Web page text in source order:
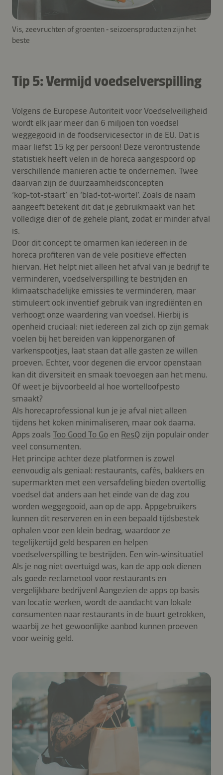
Vis, zeevruchten of groenten ‑ seizoensproducten zijn het
beste
Tip 5: Vermijd voedselverspilling
Volgens de Europese Autoriteit voor Voedselveiligheid
wordt elk jaar meer dan 6 miljoen ton voedsel
weggegooid in de foodservicesector in de EU. Dat is
maar liefst 15 kg per persoon! Deze verontrustende
statistiek heeft velen in de horeca aangespoord op
verschillende manieren actie te ondernemen. Twee
daarvan zijn de duurzaamheidsconcepten
‘kop‑tot‑staart’ en ‘blad‑tot‑wortel’. Zoals de naam
aangeeft betekent dit dat je gebruikmaakt van het
volledige dier of de gehele plant, zodat er minder afval
is.
Door dit concept te omarmen kan iedereen in de
horeca profiteren van de vele positieve effecten
hiervan. Het helpt niet alleen het afval van je bedrijf te
verminderen, voedselverspilling te bestrijden en
klimaatschadelijke emissies te verminderen, maar
stimuleert ook inventief gebruik van ingrediënten en
verhoogt onze waardering van voedsel. Hierbij is
openheid cruciaal: niet iedereen zal zich op zijn gemak
voelen bij het bereiden van kippenorganen of
varkenspootjes, laat staan dat alle gasten ze willen
proeven. Echter, voor degenen die ervoor openstaan
kan dit diversiteit en smaak toevoegen aan het menu.
Of weet je bijvoorbeeld al hoe wortelloofpesto
smaakt?
Als horecaprofessional kun je je afval niet alleen
tijdens het koken minimaliseren, maar ook daarna.
Apps zoals Too Good To Go en ResQ zijn populair onder
veel consumenten.
Het principe achter deze platformen is zowel
eenvoudig als geniaal: restaurants, cafés, bakkers en
supermarkten met een versafdeling bieden overtollig
voedsel dat anders aan het einde van de dag zou
worden weggegooid, aan op de app. Appgebruikers
kunnen dit reserveren en in een bepaald tijdsbestek
ophalen voor een klein bedrag, waardoor ze
tegelijkertijd geld besparen en helpen
voedselverspilling te bestrijden. Een win‑winsituatie!
Als je nog niet overtuigd was, kan de app ook dienen
als goede reclametool voor restaurants en
vergelijkbare bedrijven! Aangezien de apps op basis
van locatie werken, wordt de aandacht van lokale
consumenten naar restaurants in de buurt getrokken,
waarbij ze het gewoonlijke aanbod kunnen proeven
voor weinig geld.